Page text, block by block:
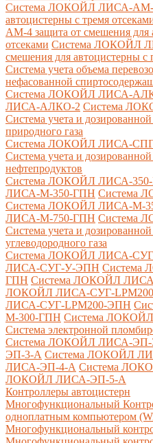
Система ЛОКОЙЛ ЛИСА-AM-3
автоцистерны с тремя
AM-4 защита от смешения для
отсеками Система ЛОКОЙЛ
смешения для автоцистерны с
Система учета объема
нефасованной
Система ЛОКОЙЛ ЛИСА-
ЛИСА-АЛКО-2 Система
Система учета и
природного газа
Система ЛОКОЙЛ ЛИСА-
Система учета и
нефтепродуктов
Система ЛОКОЙЛ ЛИСА-
ЛИСА-М-350-ГПН Система
Система ЛОКОЙЛ ЛИСА-М-
ЛИСА-М-750-ГПН Система
Система учета и
углеводородного газа
Система ЛОКОЙЛ ЛИСА-
ЛИСА-СУГ-У-ЭПН Система
ГПН Система ЛОКОЙЛ
ЛОКОЙЛ ЛИСА-СУГ-
ЛИСА-СУГ-LPM200-ЭПН
М-300-ГПН Система
Система электронной
Система ЛОКОЙЛ ЛИСА-ЭП-
ЭП-3-А Система ЛОКОЙЛ
ЛИСА-ЭП-4-А Система
ЛОКОЙЛ ЛИСА-ЭП-5-А
Контроллеры автоцистерн
Многофункциональный
одноплатным компьютером
Многофункциональный